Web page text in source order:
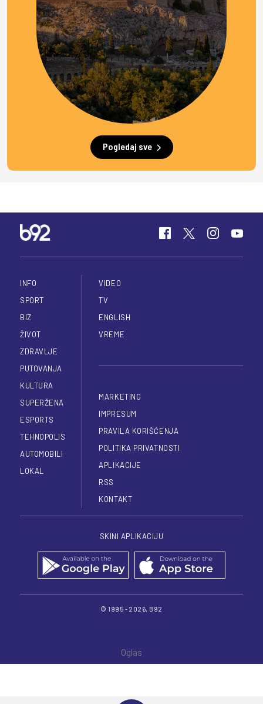
Pogledaj sve
INFO
SPORT
BIZ
ŽIVOT
ZDRAVLJE
PUTOVANJA
KULTURA
SUPERŽENA
ESPORTS
TEHNOPOLIS
AUTOMOBILI
LOKAL
VIDEO
TV
ENGLISH
VREME
MARKETING
IMPRESUM
PRAVILA KORIŠĆENJA
POLITIKA PRIVATNOSTI
APLIKACIJE
RSS
KONTAKT
SKINI APLIKACIJU
© 1995 - 2026, B92